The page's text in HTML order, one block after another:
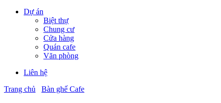
Dự án
Biệt thự
Chung cư
Cửa hàng
Quán cafe
Văn phòng
Liên hệ
Trang chủ
Bàn ghế Cafe